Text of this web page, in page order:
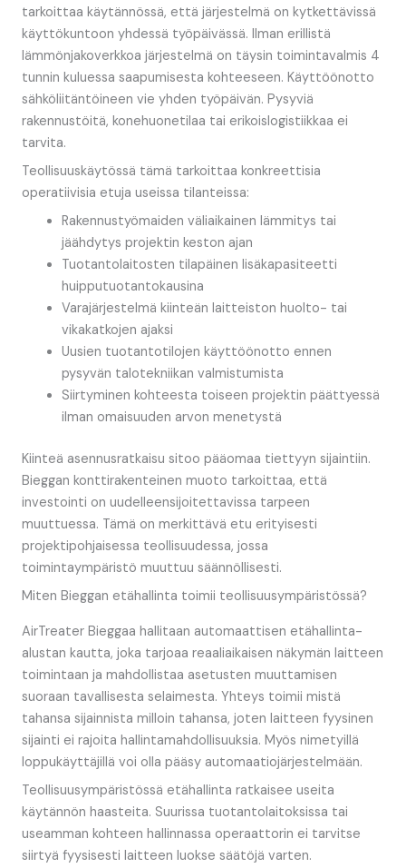
tarkoittaa käytännössä, että järjestelmä on kytkettävissä
käyttökuntoon yhdessä työpäivässä. Ilman erillistä
lämmönjakoverkkoa järjestelmä on täysin toimintavalmis 4
tunnin kuluessa saapumisesta kohteeseen. Käyttöönotto
sähköliitäntöineen vie yhden työpäivän. Pysyviä
rakennustöitä, konehuonetilaa tai erikoislogistiikkaa ei
tarvita.
Teollisuuskäytössä tämä tarkoittaa konkreettisia
operatiivisia etuja useissa tilanteissa:
Rakennustyömaiden väliaikainen lämmitys tai
jäähdytys projektin keston ajan
Tuotantolaitosten tilapäinen lisäkapasiteetti
huipputuotantokausina
Varajärjestelmä kiinteän laitteiston huolto- tai
vikakatkojen ajaksi
Uusien tuotantotilojen käyttöönotto ennen
pysyvän talotekniikan valmistumista
Siirtyminen kohteesta toiseen projektin päättyessä
ilman omaisuuden arvon menetystä
Kiinteä asennusratkaisu sitoo pääomaa tiettyyn sijaintiin.
Bieggan konttirakenteinen muoto tarkoittaa, että
investointi on uudelleensijoitettavissa tarpeen
muuttuessa. Tämä on merkittävä etu erityisesti
projektipohjaisessa teollisuudessa, jossa
toimintaympäristö muuttuu säännöllisesti.
Miten Bieggan etähallinta toimii teollisuusympäristössä?
AirTreater Bieggaa hallitaan automaattisen etähallinta-
alustan kautta, joka tarjoaa reaaliaikaisen näkymän laitteen
toimintaan ja mahdollistaa asetusten muuttamisen
suoraan tavallisesta selaimesta. Yhteys toimii mistä
tahansa sijainnista milloin tahansa, joten laitteen fyysinen
sijainti ei rajoita hallintamahdollisuuksia. Myös nimetyillä
loppukäyttäjillä voi olla pääsy automaatiojärjestelmään.
Teollisuusympäristössä etähallinta ratkaisee useita
käytännön haasteita. Suurissa tuotantolaitoksissa tai
useamman kohteen hallinnassa operaattorin ei tarvitse
siirtyä fyysisesti laitteen luokse säätöjä varten.